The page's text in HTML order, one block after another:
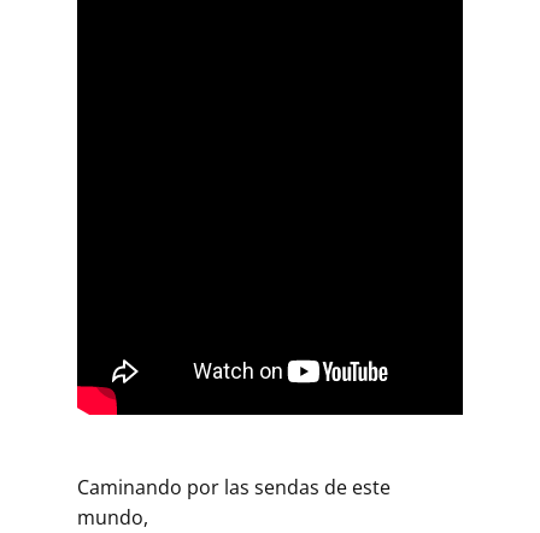
Caminando por las sendas de este
mundo,